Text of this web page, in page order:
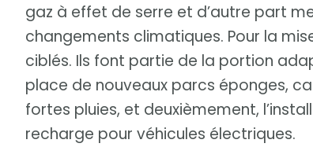
gaz à effet de serre et d’autre part
changements climatiques. Pour la
ciblés. Ils font partie de la portion
place de nouveaux parcs éponges,
fortes pluies, et deuxièmement,
recharge pour véhicules électriques.